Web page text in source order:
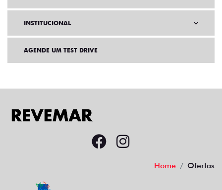
INSTITUCIONAL
AGENDE UM TEST DRIVE
Home Ofertas